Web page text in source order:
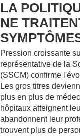
LA
NE
Pression croissante
représentative de la
(SSCM) confirme
Les gros titres
plus en plus de
hôpitaux atteignent
abandonnent leur
trouvent plus de